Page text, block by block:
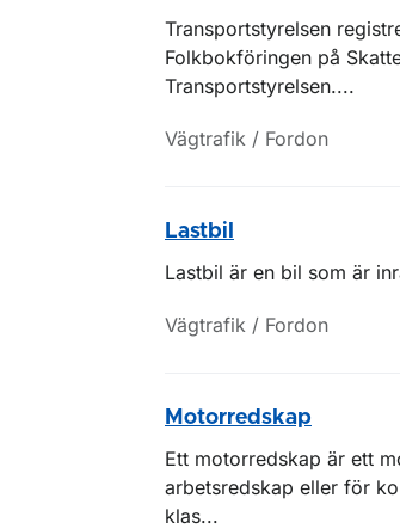
Transportstyrelsen
Folkbokföringen på
Transportstyrelsen....
Vägtrafik / Fordon
Lastbil
Lastbil är en bil som är
Vägtrafik / Fordon
Motorredskap
Ett motorredskap är ett
arbetsredskap eller för
klas...